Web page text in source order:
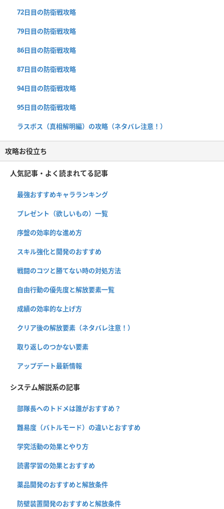
72日目の防衛戦攻略
79日目の防衛戦攻略
86日目の防衛戦攻略
87日目の防衛戦攻略
94日目の防衛戦攻略
95日目の防衛戦攻略
ラスボス（真相解明編）の攻略（ネタバレ注意！）
攻略お役立ち
人気記事・よく読まれてる記事
最強おすすめキャラランキング
プレゼント（欲しいもの）一覧
序盤の効率的な進め方
スキル強化と開発のおすすめ
戦闘のコツと勝てない時の対処方法
自由行動の優先度と解放要素一覧
成績の効率的な上げ方
クリア後の解放要素（ネタバレ注意！）
取り返しのつかない要素
アップデート最新情報
システム解説系の記事
部隊長へのトドメは誰がおすすめ？
難易度（バトルモード）の違いとおすすめ
学究活動の効果とやり方
読書学習の効果とおすすめ
薬品開発のおすすめと解放条件
防壁装置開発のおすすめと解放条件